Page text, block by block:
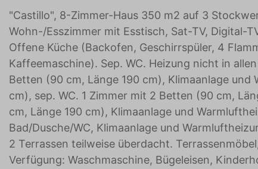
"Castillo", 8-Zimmer-Haus 350 m2 auf 3
Wohn-/Esszimmer mit Esstisch, Sat-TV, Digital-
Offene Küche (Backofen, Geschirrspüler, 4
Kaffeemaschine). Sep. WC. Heizung nicht in
Betten (90 cm, Länge 190 cm), Klimaanlage
cm), sep. WC. 1 Zimmer mit 2 Betten (90 cm,
cm, Länge 190 cm), Klimaanlage und
Bad/Dusche/WC, Klimaanlage und
2 Terrassen teilweise überdacht.
Verfügung: Waschmaschine, Bügeleisen,